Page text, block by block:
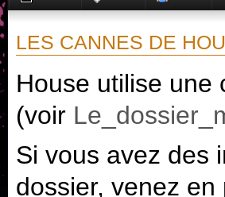
LES CANNES DE
House utilise une
(voir
Si vous avez des
dossier, venez